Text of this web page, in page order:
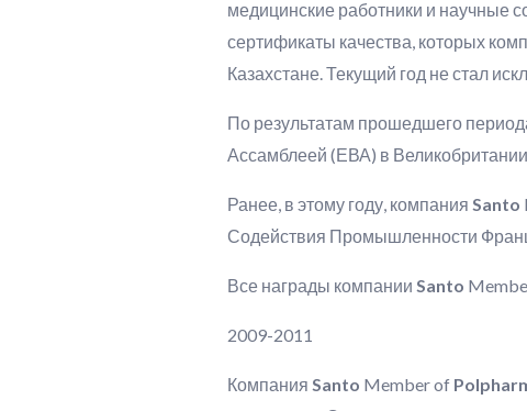
медицинские работники и научные
сертификаты качества, которых
Казахстане. Текущий год не стал
По результатам прошедшего
Ассамблеей (ЕВА) в
Ранее, в этому году, компания Santo
Содействия Промышленности
Все награды компании Santo
2009-2011
Компания Santo Member of